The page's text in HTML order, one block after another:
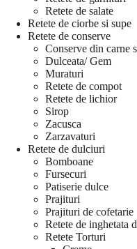
Retete de salate
Retete de ciorbe si supe
Retete de conserve
Conserve din carne
Dulceata/ Gem
Muraturi
Retete de compot
Retete de lichior
Sirop
Zacusca
Zarzavaturi
Retete de dulciuri
Bomboane
Fursecuri
Patiserie dulce
Prajituri
Prajituri de cofetarie
Retete de inghetata
Retete Torturi